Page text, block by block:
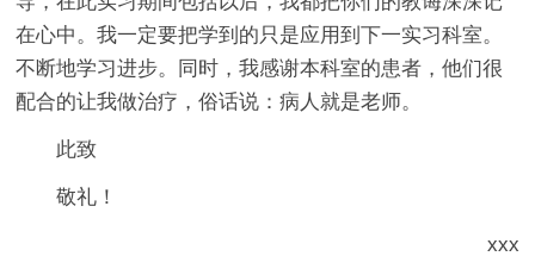
在心中。我一定要把学到的只是应用到下一实习科室。
不断地学习进步。同时，我感谢本科室的患者，他们很
配合的让我做治疗，俗话说：病人就是老师。
此致
敬礼！
xxx